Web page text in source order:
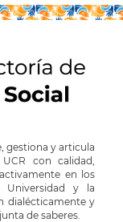
gestiona y articula
con calidad,
en los
Universidad y la
dialécticamente y
de saberes.